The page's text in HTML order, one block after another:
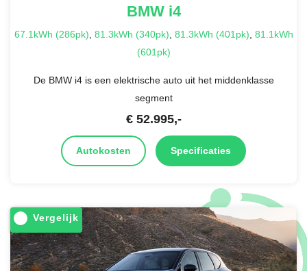
BMWi4
67.1kWh (286pk), 81.3kWh (340pk), 81.3kWh (401pk), 81.1kWh
(601pk)
De BMW i4 is een elektrische auto uit het middenklasse
segment
€ 52.995,-
Autokosten Specificaties
Vergelijk